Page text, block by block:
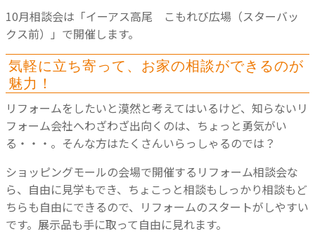
10月相談会は「イーアス高尾 こもれび広場（スターバッ
クス前）」で開催します。
気軽に立ち寄って、お家の相談ができるのが
魅力！
リフォームをしたいと漠然と考えてはいるけど、知らないリ
フォーム会社へわざわざ出向くのは、ちょっと勇気がい
る・・・。そんな方はたくさんいらっしゃるのでは？
ショッピングモールの会場で開催するリフォーム相談会な
ら、自由に見学もでき、ちょこっと相談もしっかり相談もど
ちらも自由にできるので、リフォームのスタートがしやすい
です。展示品も手に取って自由に見れます。